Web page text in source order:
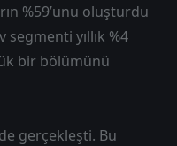
%59’unu oluşturdu
segmenti yıllık %4
bir bölümünü
gerçekleşti. Bu